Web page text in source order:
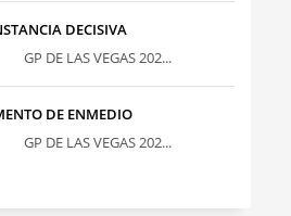
DECISIVA
DE LAS VEGAS 202...
DE ENMEDIO
DE LAS VEGAS 202...